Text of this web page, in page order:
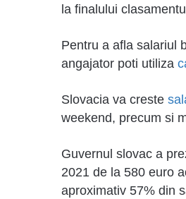
la finalului
Pentru a afla salariul
angajator poti utiliza
Slovacia va creste
weekend, precum si
Guvernul slovac a
2021 de la 580 euro
aproximativ 57% din